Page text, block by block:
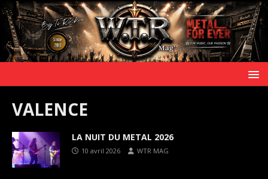
VALENCE
LA NUIT DU METAL 2026
10 avril 2026 WTR MAG